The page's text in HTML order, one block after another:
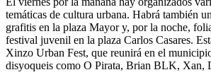
temáticas de cultura urbana. Habrá también
grafitis en la plaza Mayor y, por la noche,
festival juvenil en la plaza Carlos Casares.
Xinzo Urban Fest, que reunirá en el
disyoqueis como O Pirata, Brian BLK, Xan,